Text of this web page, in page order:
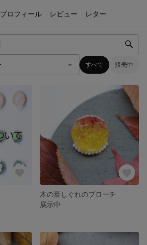
プロフィール レビュー レター
すべて 販売中
木の葉しぐれのブローチ
展示中